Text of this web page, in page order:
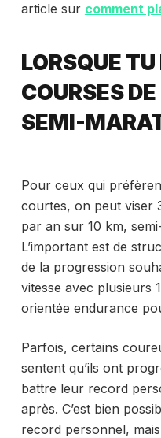
article sur comment
LORSQUE
COURSES
SEMI-
Pour ceux qui
courtes, on peut viser
par an sur 10 km,
L’important est de
de la progression
vitesse avec plusieurs
orientée endurance
Parfois, certains
sentent qu’ils ont
battre leur record
après. C’est bien
record personnel,